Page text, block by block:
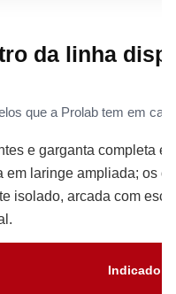
da linha
que a Prolab tem em
e garganta completa
em laringe ampliada; os
isolado, arcada com
Indicado